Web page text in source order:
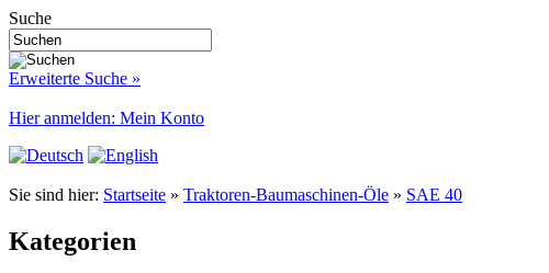
Suche
Erweiterte Suche »
Hier anmelden: Mein Konto
Sie sind hier: Startseite » Traktoren-Baumaschinen-Öle » SAE 40
Kategorien